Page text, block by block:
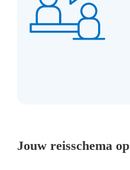
Jouw reisschema